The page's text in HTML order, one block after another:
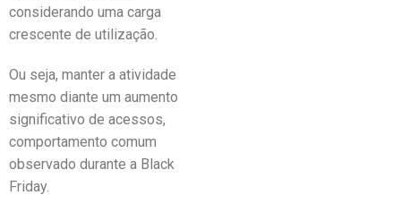
considerando uma carga
crescente de utilização.
Ou seja, manter a atividade
mesmo diante um aumento
significativo de acessos,
comportamento comum
observado durante a Black
Friday.